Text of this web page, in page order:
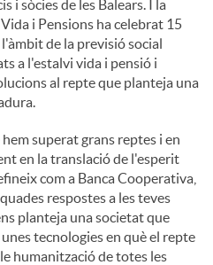
i sòcies de les Balears. I la
i Pensions ha celebrat 15
de la previsió social
a l'estalvi vida i pensió i
al repte que planteja una
superat grans reptes i en
en la translació de l'esperit
com a Banca Cooperativa,
respostes a les teves
planteja una societat que
tecnologies en què el repte
humanització de totes les